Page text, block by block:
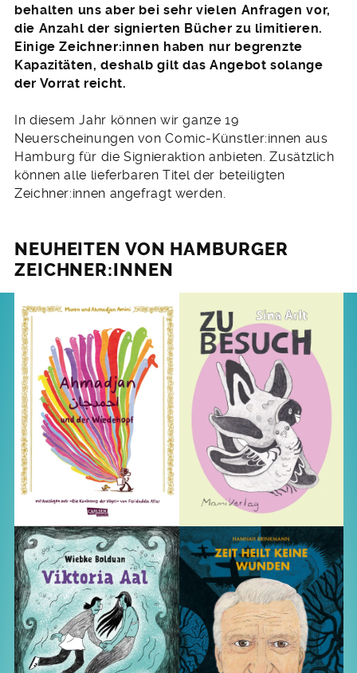
behalten uns aber bei sehr vielen Anfragen vor,
die Anzahl der signierten Bücher zu limitieren.
Einige Zeichner:innen haben nur begrenzte
Kapazitäten, deshalb gilt das Angebot solange
der Vorrat reicht.
In diesem Jahr können wir ganze 19
Neuerscheinungen von Comic-Künstler:innen aus
Hamburg für die Signieraktion anbieten. Zusätzlich
können alle lieferbaren Titel der beteiligten
Zeichner:innen angefragt werden.
NEUHEITEN VON HAMBURGER
ZEICHNER:INNEN